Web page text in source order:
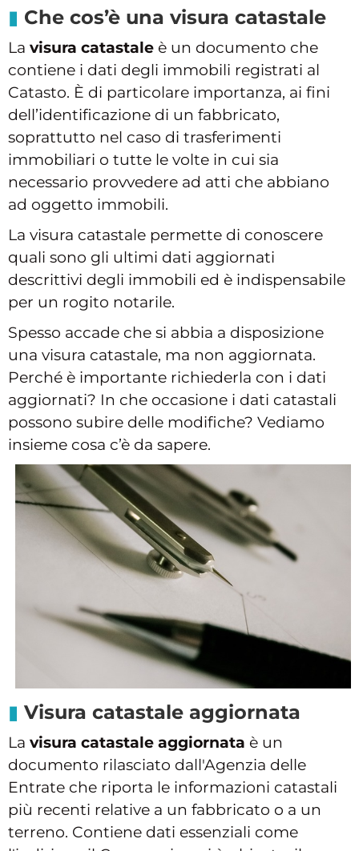
Che cos’è una visura catastale
La visura catastale è un documento che
contiene i dati degli immobili registrati al
Catasto. È di particolare importanza, ai fini
dell’identificazione di un fabbricato,
soprattutto nel caso di trasferimenti
immobiliari o tutte le volte in cui sia
necessario provvedere ad atti che abbiano
ad oggetto immobili.
La visura catastale permette di conoscere
quali sono gli ultimi dati aggiornati
descrittivi degli immobili ed è indispensabile
per un rogito notarile.
Spesso accade che si abbia a disposizione
una visura catastale, ma non aggiornata.
Perché è importante richiederla con i dati
aggiornati? In che occasione i dati catastali
possono subire delle modifiche? Vediamo
insieme cosa c’è da sapere.
Visura catastale aggiornata
La visura catastale aggiornata è un
documento rilasciato dall'Agenzia delle
Entrate che riporta le informazioni catastali
più recenti relative a un fabbricato o a un
terreno. Contiene dati essenziali come